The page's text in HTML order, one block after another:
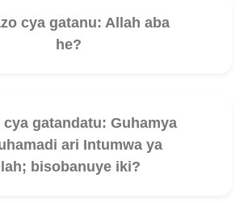
cya gatanu: Allah aba
he?
cya gatandatu: Guhamya
ari Intumwa ya
bisobanuye iki?